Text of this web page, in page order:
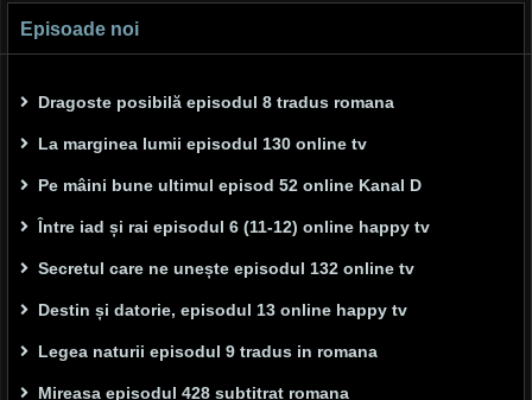
Episoade noi
Dragoste posibilă episodul 8 tradus romana
La marginea lumii episodul 130 online tv
Pe mâini bune ultimul episod 52 online Kanal D
Între iad și rai episodul 6 (11-12) online happy tv
Secretul care ne unește episodul 132 online tv
Destin și datorie, episodul 13 online happy tv
Legea naturii episodul 9 tradus in romana
Mireasa episodul 428 subtitrat romana